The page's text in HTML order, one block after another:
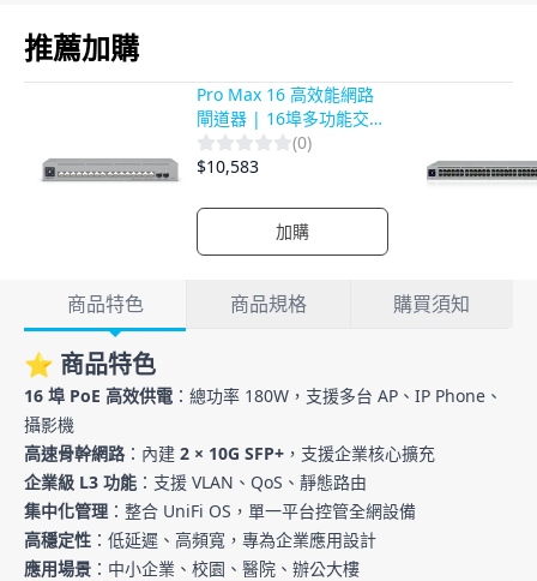
推薦加購
Pro Max 16 高效能網路
閘道器 | 16埠多功能交換
器 | 企業級安全防護整合
方案
(0)
$10,583
加購
產品詳情商品特色 商品規格 購買須知
商品特色
⭐ 商品特色
16 埠 PoE 高效供電 ：總功率 180W，支援多台 AP、IP Phone、
攝影機
高速骨幹網路 ：內建 2 × 10G SFP+ ，支援企業核心擴充
企業級 L3 功能 ：支援 VLAN、QoS、靜態路由
集中化管理 ：整合 UniFi OS，單一平台控管全網設備
高穩定性 ：低延遲、高頻寬，專為企業應用設計
應用場景 ：中小企業、校園、醫院、辦公大樓